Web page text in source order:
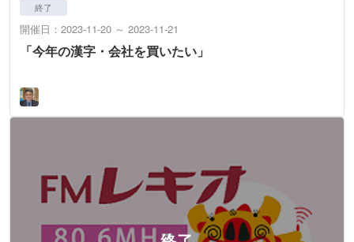
終了
開催日：2023-11-20 ～ 2023-11-21
「今年の漢字・会社を買いたい」